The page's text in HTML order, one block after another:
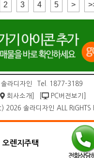
2 3 4 5 >
솔라디자인
Tel. 1877-3189
회사소개]
PC버전보기]
2026 솔라디자인 ALL RIGHTS
오렌지주택